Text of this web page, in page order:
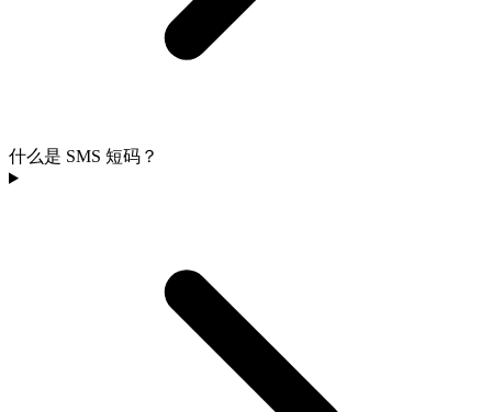
什么是 SMS 短码？